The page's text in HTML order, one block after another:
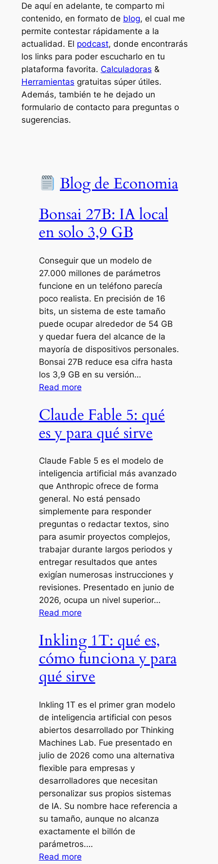
De aquí en adelante, te comparto mi
contenido, en formato de blog, el cual me
permite contestar rápidamente a la
actualidad. El podcast, donde encontrarás
los links para poder escucharlo en tu
plataforma favorita. Calculadoras &
Herramientas gratuitas súper útiles.
Además, también te he dejado un
formulario de contacto para preguntas o
sugerencias.
Blog de Economia
Bonsai 27B: IA local
en solo 3,9 GB
Conseguir que un modelo de
27.000 millones de parámetros
funcione en un teléfono parecía
poco realista. En precisión de 16
bits, un sistema de este tamaño
puede ocupar alrededor de 54 GB
y quedar fuera del alcance de la
mayoría de dispositivos personales.
Bonsai 27B reduce esa cifra hasta
los 3,9 GB en su versión…
Read more
Claude Fable 5: qué
es y para qué sirve
Claude Fable 5 es el modelo de
inteligencia artificial más avanzado
que Anthropic ofrece de forma
general. No está pensado
simplemente para responder
preguntas o redactar textos, sino
para asumir proyectos complejos,
trabajar durante largos periodos y
entregar resultados que antes
exigían numerosas instrucciones y
revisiones. Presentado en junio de
2026, ocupa un nivel superior…
Read more
Inkling 1T: qué es,
cómo funciona y para
qué sirve
Inkling 1T es el primer gran modelo
de inteligencia artificial con pesos
abiertos desarrollado por Thinking
Machines Lab. Fue presentado en
julio de 2026 como una alternativa
flexible para empresas y
desarrolladores que necesitan
personalizar sus propios sistemas
de IA. Su nombre hace referencia a
su tamaño, aunque no alcanza
exactamente el billón de
parámetros.…
Read more